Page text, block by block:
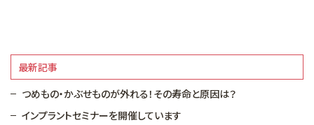
最新記事
つめもの・かぶせものが外れる！その寿命と原因は？
インプラントセミナーを開催しています